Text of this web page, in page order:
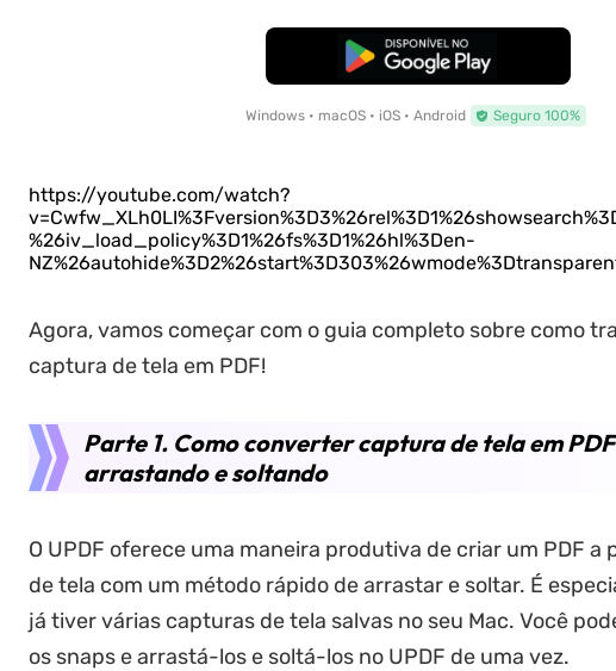
Baixar Grátis
Windows • macOS • iOS • Android Seguro 100%
https://youtube.com/watch?
%26iv_load_policy%3D1%26fs%3D1%26hl%3Den-
Agora, vamos começar com o guia completo sobre como
captura de tela em PDF!
Parte 1. Como converter captura de tela em
arrastando e soltando
O UPDF oferece uma maneira produtiva de criar um PDF
de tela com um método rápido de arrastar e soltar. É
já tiver várias capturas de tela salvas no seu Mac. Você
os snaps e arrastá-los e soltá-los no UPDF de uma vez.